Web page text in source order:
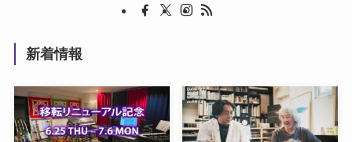
新着情報